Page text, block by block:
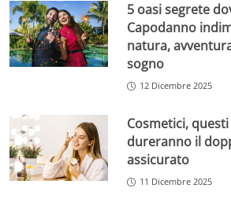
5 oasi segrete
Capodanno
natura,
sogno
12 Dicembre 2025
Cosmetici,
dureranno il
assicurato
11 Dicembre 2025